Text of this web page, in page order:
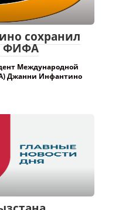
сохранил
ФИФА
Международной
Джанни Инфантино